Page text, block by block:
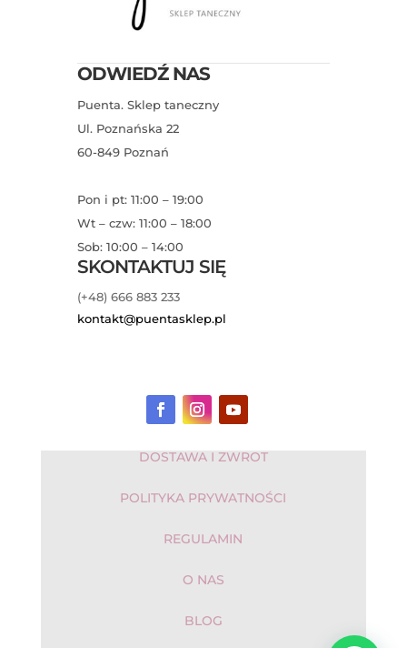
ODWIEDŹ NAS
Puenta. Sklep taneczny
Ul. Poznańska 22
60-849 Poznań
Pon i pt: 11:00 – 19:00
Wt – czw: 11:00 – 18:00
Sob: 10:00 – 14:00
SKONTAKTUJ SIĘ
(+48) 666 883 233
kontakt@puentasklep.pl
DOSTAWA I ZWROT
POLITYKA PRYWATNOŚCI
REGULAMIN
O NAS
BLOG